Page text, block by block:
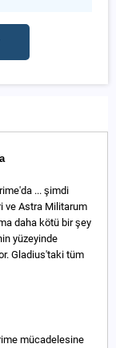
... şimdi
ve Astra Militarum
daha kötü bir şey
yüzeyinde
Gladius'taki tüm
mücadelesine